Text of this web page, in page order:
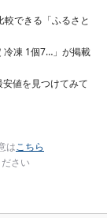
できる「ふるさと
冷凍 1個7…」が掲載
値を見つけてみて
はこちら
さい